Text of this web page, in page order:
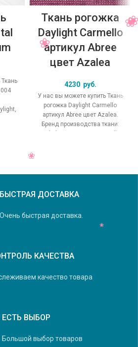
Ткань рогожка
Daylight Carmello
артикул Abree
цвет Azalea
4230 руб.
У нас вы можете купить Ткань
рогожка Daylight Carmello
артикул Abree цвет Azalea.
Бренд производства ткани:
Daylight, коллекция Carmello,
БЫСТРАЯ ДОСТАВКА
Очень быстрая доставка.
КАЧЕСТВА
качество товара
ЕСТЬ ВЫБОР
Большой выбор товаров